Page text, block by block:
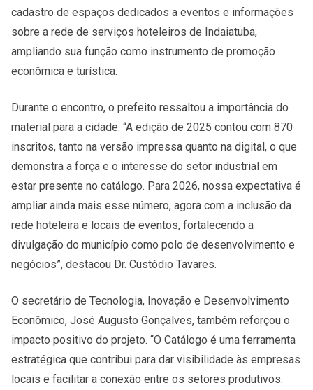
cadastro de espaços dedicados a eventos e informações
sobre a rede de serviços hoteleiros de Indaiatuba,
ampliando sua função como instrumento de promoção
econômica e turística.
Durante o encontro, o prefeito ressaltou a importância do
material para a cidade. “A edição de 2025 contou com 870
inscritos, tanto na versão impressa quanto na digital, o que
demonstra a força e o interesse do setor industrial em
estar presente no catálogo. Para 2026, nossa expectativa é
ampliar ainda mais esse número, agora com a inclusão da
rede hoteleira e locais de eventos, fortalecendo a
divulgação do município como polo de desenvolvimento e
negócios”, destacou Dr. Custódio Tavares.
O secretário de Tecnologia, Inovação e Desenvolvimento
Econômico, José Augusto Gonçalves, também reforçou o
impacto positivo do projeto. “O Catálogo é uma ferramenta
estratégica que contribui para dar visibilidade às empresas
locais e facilitar a conexão entre os setores produtivos.